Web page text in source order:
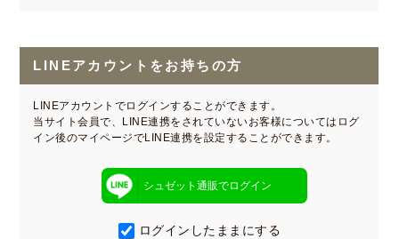
LINEアカウントをお持ちの方
LINEアカウントでログインすることができます。
当サイト会員で、LINE連携をされていないお客様についてはログ
イン後のマイページでLINE連携を設定することができます。
シュゼット通販でログイン
ログインしたままにする